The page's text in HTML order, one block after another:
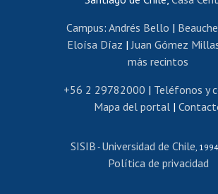
Editar páginas blancas
Extranjeras/os
Revalidación y reconocimiento
Postulación al Programa de Movilidad
Cursos de español
Campus: Andrés Bello |
Eloísa Díaz | Juan Gómez
más recintos
+56 2 29782000 | Teléfonos y
Mapa del portal|
SISIB - Universidad de Chile ,
Política de privacidad